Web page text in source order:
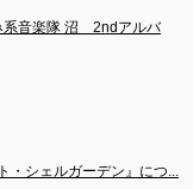
系音楽隊 沼　2ndアルバ
・シェルガーデン』につ...